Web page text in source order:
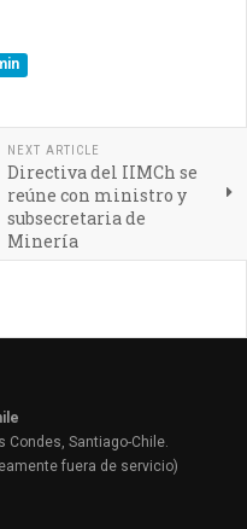
NEXT ARTICLE
Directiva del IIMCh se
reúne con ministro y
subsecretaria de
Minería
Condes, Santiago-Chile.
fuera de servicio)